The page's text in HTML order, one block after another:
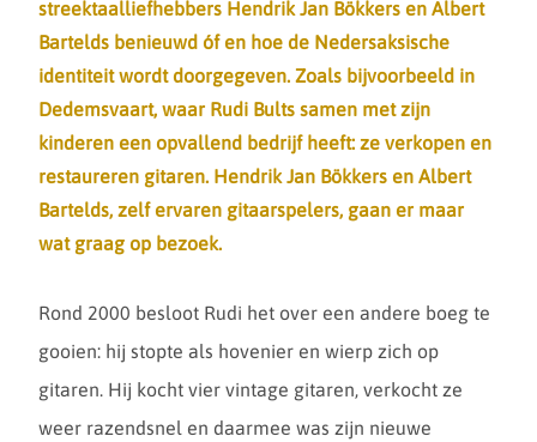
familie
Bults
streektaalliefhebbers Hendrik Jan Bökkers en Albert
Bartelds benieuwd óf en hoe de Nedersaksische
identiteit wordt doorgegeven. Zoals bijvoorbeeld in
Dedemsvaart, waar Rudi Bults samen met zijn
kinderen een opvallend bedrijf heeft: ze verkopen en
restaureren gitaren. Hendrik Jan Bökkers en Albert
Bartelds, zelf ervaren gitaarspelers, gaan er maar
wat graag op bezoek.
Rond 2000 besloot Rudi het over een andere boeg te
gooien: hij stopte als hovenier en wierp zich op
gitaren. Hij kocht vier vintage gitaren, verkocht ze
weer razendsnel en daarmee was zijn nieuwe